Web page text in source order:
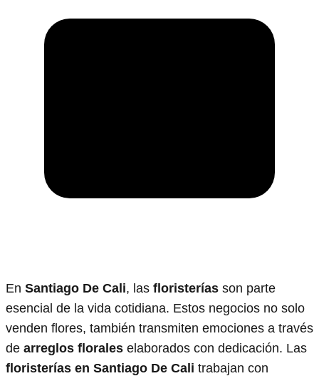
En Santiago De Cali, las floristerías son parte
esencial de la vida cotidiana. Estos negocios no solo
venden flores, también transmiten emociones a través
de arreglos florales elaborados con dedicación. Las
floristerías en Santiago De Cali trabajan con